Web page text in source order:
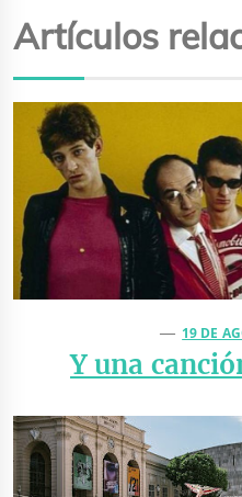
Artículos
19 DE
Y una